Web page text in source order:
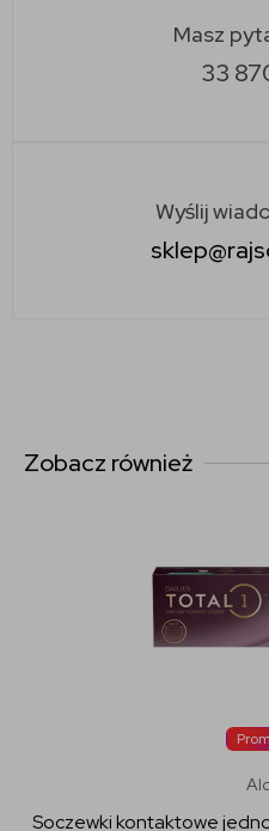
Masz
33
Wyślij
Zobacz również
Soczewki kontaktowe